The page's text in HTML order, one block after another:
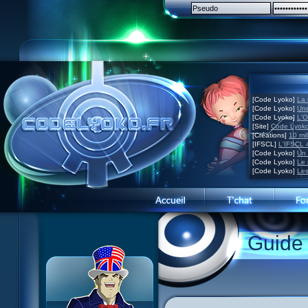
[Code Lyoko] La
[Code Lyoko]
[Code Lyoko]
[Site] Code
[Créations] 10
[IFSCL] L'IFSCL
[Code Lyoko] Un
[Code Lyoko] Le
[Code Lyoko]
6 Cruel dilemme
7 Problème d'image
10 Créature de rêve
11 Enragés